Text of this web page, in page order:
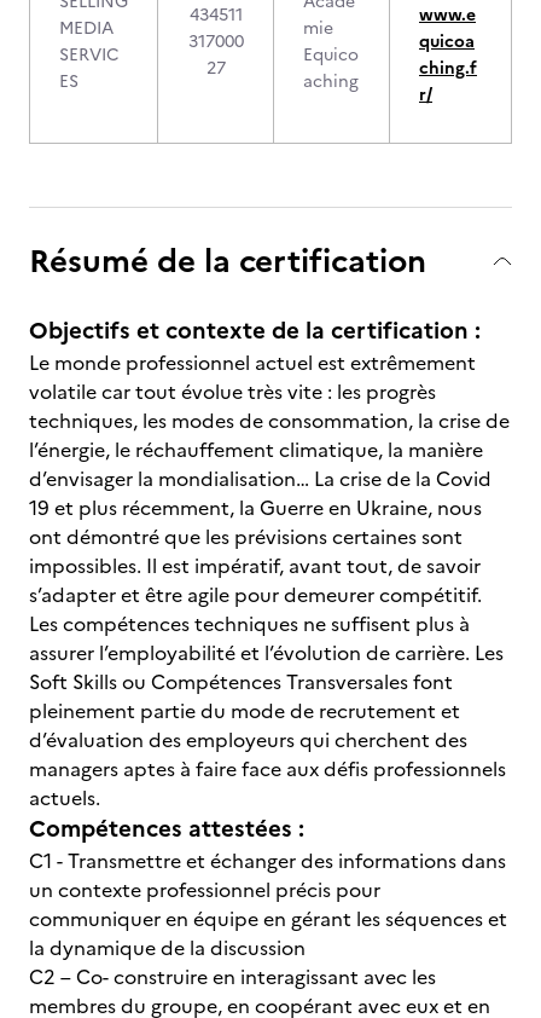
MEDIA
SERVIC
ES
434511
317000
27
mie
Equico
aching
www.e
quicoa
ching.f
r/
Résumé de la certification
Objectifs et contexte de la certification :
Le monde professionnel actuel est extrêmement
volatile car tout évolue très vite : les progrès
techniques, les modes de consommation, la crise de
l’énergie, le réchauffement climatique, la manière
d’envisager la mondialisation… La crise de la Covid
19 et plus récemment, la Guerre en Ukraine, nous
ont démontré que les prévisions certaines sont
impossibles. Il est impératif, avant tout, de savoir
s’adapter et être agile pour demeurer compétitif.
Les compétences techniques ne suffisent plus à
assurer l’employabilité et l’évolution de carrière. Les
Soft Skills ou Compétences Transversales font
pleinement partie du mode de recrutement et
d’évaluation des employeurs qui cherchent des
managers aptes à faire face aux défis professionnels
actuels.
Compétences attestées :
C1 - Transmettre et échanger des informations dans
un contexte professionnel précis pour
communiquer en équipe en gérant les séquences et
la dynamique de la discussion
C2 – Co- construire en interagissant avec les
membres du groupe, en coopérant avec eux et en